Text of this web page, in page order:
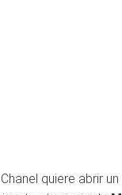
quiere abrir